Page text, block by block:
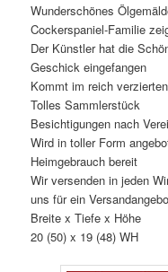
Wunderschönes
Cockerspaniel-Familie
Der Künstler hat die
Geschick eingefangen
Kommt im reich
Tolles Sammlerstück
Besichtigungen nach
Wird in toller Form
Heimgebrauch bereit
Wir versenden in jeden
uns für ein
Breite x Tiefe x Höhe
20 (50) x 19 (48) WH